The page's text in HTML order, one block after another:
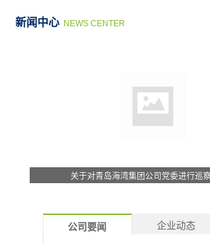
新闻中心 NEWS CENTER
公司要闻 企业动态